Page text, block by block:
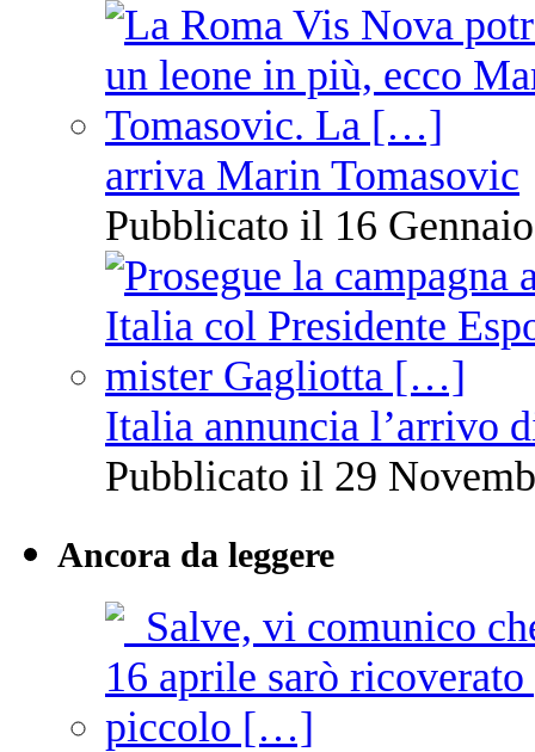
arriva Marin Tomasovic
Pubblicato il 16
Italia annuncia l’arrivo
Pubblicato il 29
Ancora da leggere